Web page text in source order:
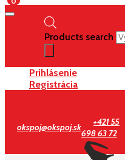
Products search
Prihlásenie
Registrácia
okspoj@okspoj.sk
+421 55
698 63 72